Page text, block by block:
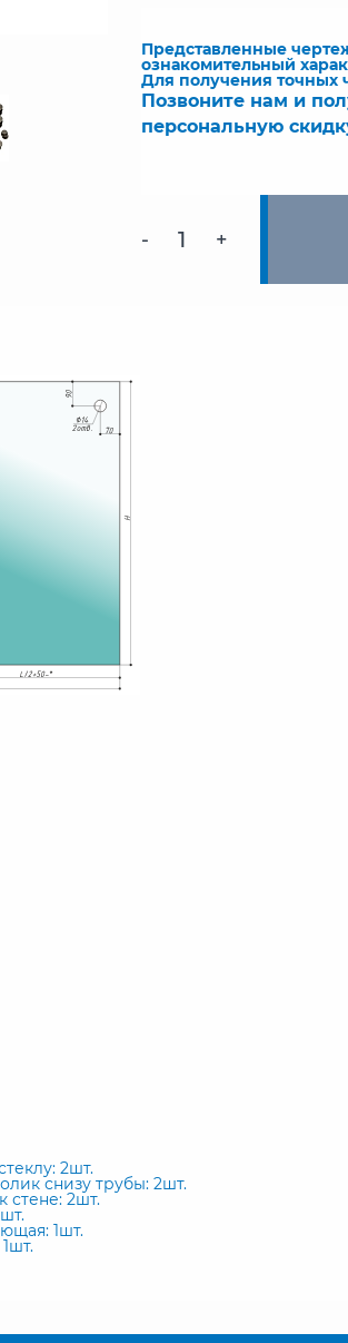
Представленные
ознакомительный
Для получения точных
Позвоните нам и
персональную
- +
2шт.
снизу трубы: 2шт.
стене: 2шт.
1шт.